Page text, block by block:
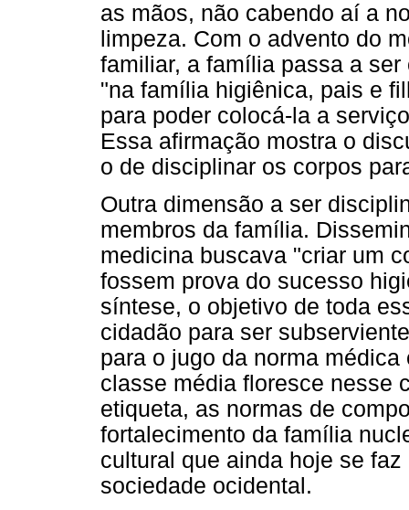
as mãos, não cabendo aí a
limpeza. Com o advento do
familiar, a família passa a
"na família higiênica, pais e
para poder colocá-la a
Essa afirmação mostra o
o de disciplinar os corpos
Outra dimensão a ser
membros da família.
medicina buscava "criar um
fossem prova do sucesso
síntese, o objetivo de toda
cidadão para ser
para o jugo da norma
classe média floresce nesse
etiqueta, as normas de
fortalecimento da família
cultural que ainda hoje se
sociedade ocidental.